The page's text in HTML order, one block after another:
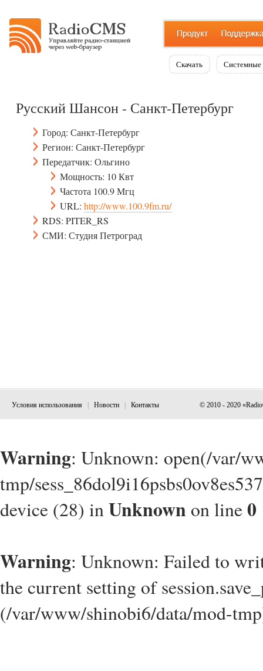
Скачать Системные
Русский Шансон - Санкт-Петербург
Город: Санкт-Петербург
Регион: Санкт-Петербург
Передатчик: Ольгино
Мощность: 10 Квт
Частота 100.9 Мгц
URL: http://www.100.9fm.ru/
RDS: PITER_RS
СМИ: Студия Петроград
Условия использования Новости Контакты © 2010 - 2020
Warning: Unknown: open(/var/
tmp/
device (28) inUnknown on line0
Warning: Unknown: Failed to
the current setting of
(/var/www/shinobi6/data/mod-